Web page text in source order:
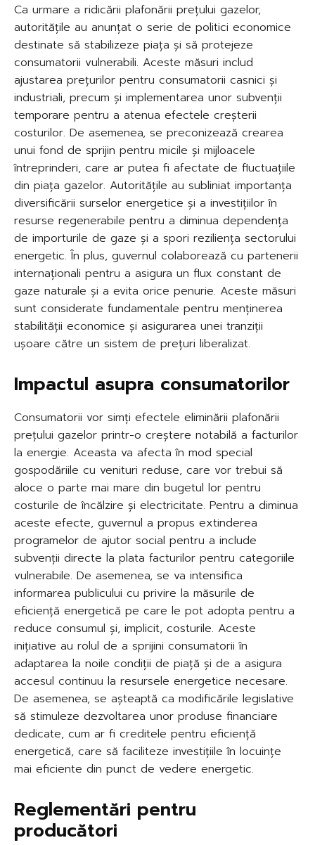
Ca urmare a ridicării plafonării prețului gazelor,
autoritățile au anunțat o serie de politici economice
destinate să stabilizeze piața și să protejeze
consumatorii vulnerabili. Aceste măsuri includ
ajustarea prețurilor pentru consumatorii casnici și
industriali, precum și implementarea unor subvenții
temporare pentru a atenua efectele creșterii
costurilor. De asemenea, se preconizează crearea
unui fond de sprijin pentru micile și mijloacele
întreprinderi, care ar putea fi afectate de fluctuațiile
din piața gazelor. Autoritățile au subliniat importanța
diversificării surselor energetice și a investițiilor în
resurse regenerabile pentru a diminua dependența
de importurile de gaze și a spori reziliența sectorului
energetic. În plus, guvernul colaborează cu partenerii
internaționali pentru a asigura un flux constant de
gaze naturale și a evita orice penurie. Aceste măsuri
sunt considerate fundamentale pentru menținerea
stabilității economice și asigurarea unei tranziții
ușoare către un sistem de prețuri liberalizat.
Impactul asupra consumatorilor
Consumatorii vor simți efectele eliminării plafonării
prețului gazelor printr-o creștere notabilă a facturilor
la energie. Aceasta va afecta în mod special
gospodăriile cu venituri reduse, care vor trebui să
aloce o parte mai mare din bugetul lor pentru
costurile de încălzire și electricitate. Pentru a diminua
aceste efecte, guvernul a propus extinderea
programelor de ajutor social pentru a include
subvenții directe la plata facturilor pentru categoriile
vulnerabile. De asemenea, se va intensifica
informarea publicului cu privire la măsurile de
eficiență energetică pe care le pot adopta pentru a
reduce consumul și, implicit, costurile. Aceste
inițiative au rolul de a sprijini consumatorii în
adaptarea la noile condiții de piață și de a asigura
accesul continuu la resursele energetice necesare.
De asemenea, se așteaptă ca modificările legislative
să stimuleze dezvoltarea unor produse financiare
dedicate, cum ar fi creditele pentru eficiență
energetică, care să faciliteze investițiile în locuințe
mai eficiente din punct de vedere energetic.
Reglementări pentru
producători